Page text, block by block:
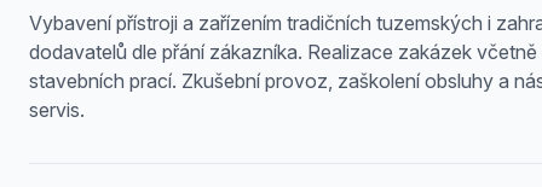
Vybavení přístroji a zařízením tradičních tuzemských i
dodavatelů dle přání zákazníka. Realizace zakázek včetně
stavebních prací. Zkušební provoz, zaškolení obsluhy a
servis.